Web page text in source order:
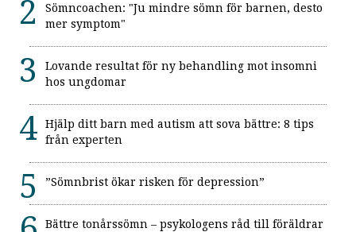
Sömncoachen: "Ju mindre sömn för barnen, desto
mer symptom"
Lovande resultat för ny behandling mot insomni
hos ungdomar
Hjälp ditt barn med autism att sova bättre: 8 tips
från experten
”Sömnbrist ökar risken för depression”
Bättre tonårssömn – psykologens råd till föräldrar